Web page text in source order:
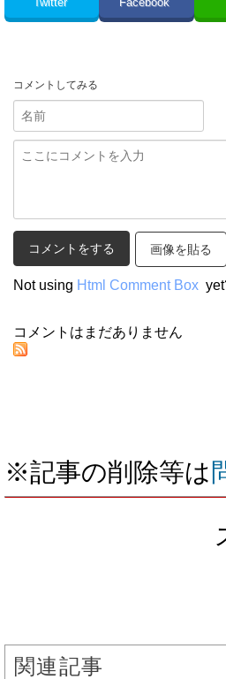
コメントしてみる
画像を貼る
Not using Html Comment Box
コメントはまだありません
※記事の削除等は
関連記事